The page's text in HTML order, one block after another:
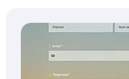
gratuit de forms.app et
facilement et rapidement!